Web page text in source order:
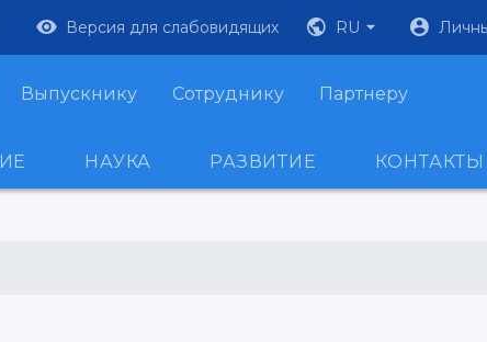
Версия для слабовидящих RU
Выпускнику Сотруднику Партнеру
НАУКА РАЗВИТИЕ КОНТАКТЫ